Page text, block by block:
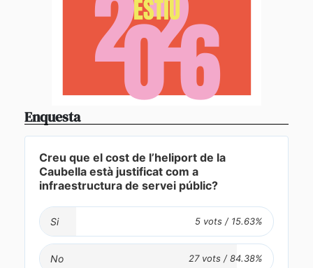
Enquesta
Creu que el cost de l’heliport de la
Caubella està justificat com a
infraestructura de servei públic?
Si
No